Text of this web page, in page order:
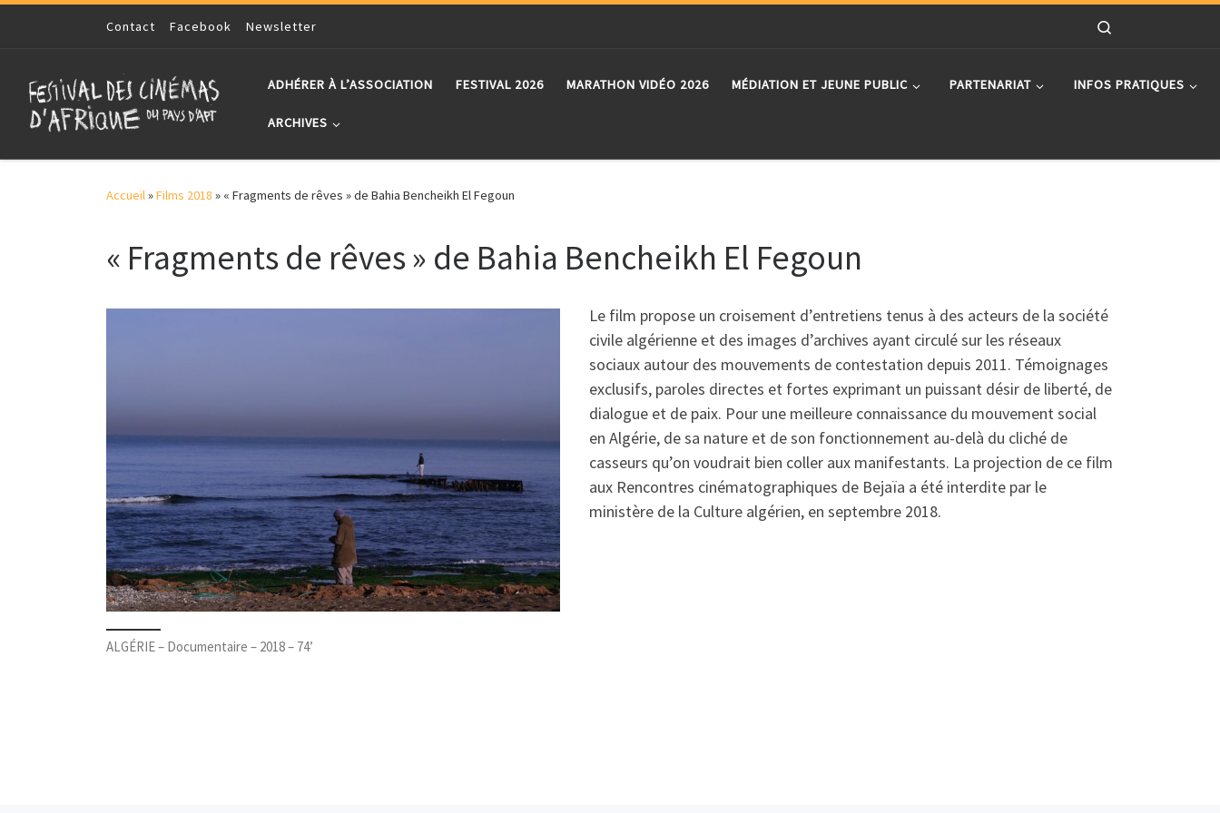
Skip to contentContact Facebook Newsletter
ADHÉRER À L’ASSOCIATION FESTIVAL 2026 MARATHON VIDÉO 2026 MÉDIATION ET JEUNE PUBLIC PARTENARIAT INFOS PRATIQUES
ARCHIVES
Accueil»Films 2018 » « Fragments de rêves » de Bahia Bencheikh El Fegoun
« Fragments de rêves » de Bahia Bencheikh El Fegoun
ALGÉRIE – Documentaire – 2018 – 74’
Le film propose un croisement d’entretiens tenus à des acteurs de la société
civile algérienne et des images d’archives ayant circulé sur les réseaux
sociaux autour des mouvements de contestation depuis 2011. Témoignages
exclusifs, paroles directes et fortes exprimant un puissant désir de liberté, de
dialogue et de paix. Pour une meilleure connaissance du mouvement social
en Algérie, de sa nature et de son fonctionnement au-delà du cliché de
casseurs qu’on voudrait bien coller aux manifestants. La projection de ce film
aux Rencontres cinématographiques de Bejaïa a été interdite par le
ministère de la Culture algérien, en septembre 2018.